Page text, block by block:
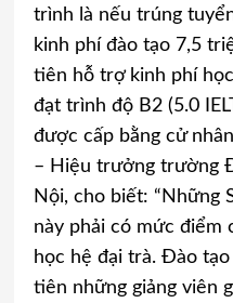
trình là nếu trúng
kinh phí đào tạo 7,5
tiên hỗ trợ kinh phí
đạt trình độ B2 (5.0
được cấp bằng cử
– Hiệu trưởng trường
Nội, cho biết: “Những
này phải có mức điểm
học hệ đại trà. Đào
tiên những giảng viên